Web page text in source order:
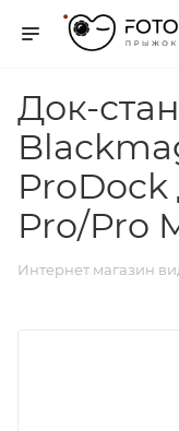
Док-
ProDock
Pro/Pro
Интернет магазин